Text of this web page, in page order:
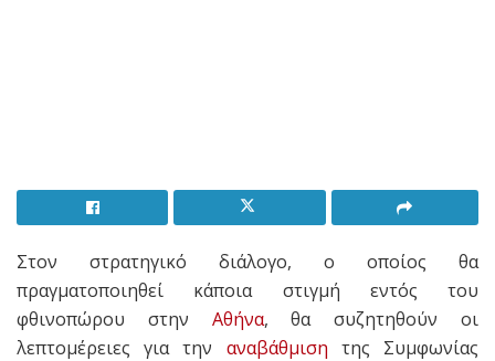
Στον στρατηγικό διάλογο, ο οποίος θα
πραγματοποιηθεί κάποια στιγμή εντός του
φθινοπώρου στην Αθήνα, θα συζητηθούν οι
λεπτομέρειες για την αναβάθμιση της Συμφωνίας